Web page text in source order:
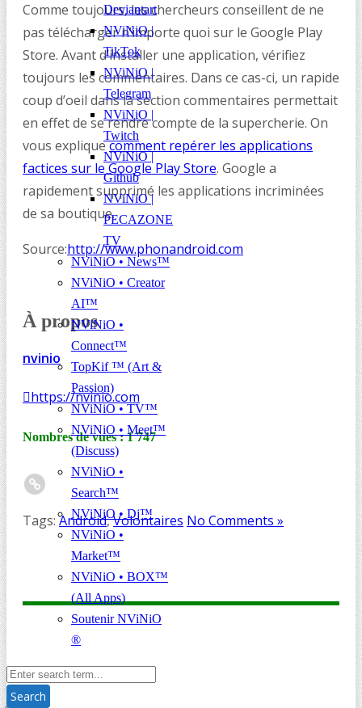
Comme toujours, les chercheurs conseillent de ne
pas télécharger n’importe quoi sur le Google Play
Store. Avant d’installer une application, vérifiez
toujours les commentaires. Dans ce cas-ci, un rapide
coup d’oeil dans la section commentaires permettait
en effet de se rendre compte de la supercherie. On
vous expliquecomment repérer les applications
factices sur le Google Play Store. Google a
rapidement supprimé les applications incriminées
de sa boutique.
Source:http://www.phonandroid.com
À propos
nvinio
https://nvinio.com
Nombres de vues :1 747
Tags:Android,Volontaires No Comments »
Deviantart
NViNiO |
TikTok
NViNiO |
Telegram
NViNiO |
Twitch
NViNiO |
Github
NViNiO |
PECAZONE
TV
NViNiO • News™
NViNiO • Creator
AI™
NViNiO •
Connect™
TopKif ™ (Art &
Passion)
NViNiO • TV™
NViNiO • Meet™
(Discuss)
NViNiO •
Search™
NViNiO • Dj™
NViNiO •
Market™
NViNiO • BOX™
(All Apps)
Soutenir NViNiO
®